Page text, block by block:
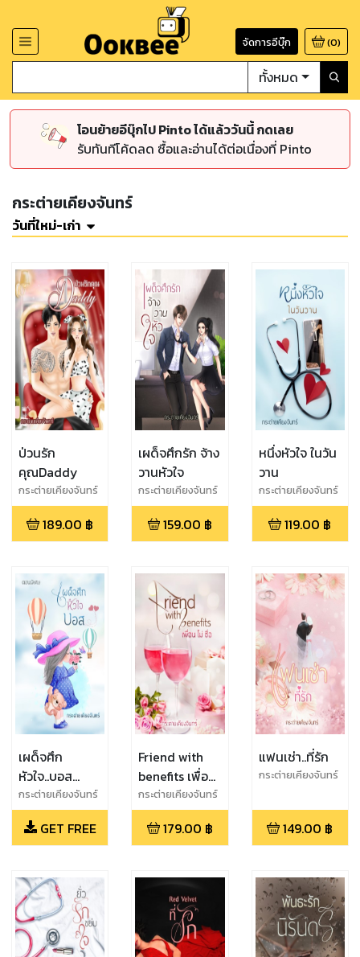
จัดการอีบุ๊ก (0)
ทั้งหมด
โอนย้ายอีบุ๊กไป Pinto ได้แล้ววันนี้ กดเลย
รับทันทีโค้ดลด ซื้อและอ่านได้ต่อเนื่องที่ Pinto
กระต่ายเคียงจันทร์
วันที่ใหม่-เก่า
ป่วนรัก
คุณDaddy
กระต่ายเคียงจันทร์
189.00 ฿
เผด็จศึกรัก จ้าง
วานหัวใจ
กระต่ายเคียงจันทร์
159.00 ฿
หนึ่งหัวใจ ในวัน
วาน
กระต่ายเคียงจันทร์
119.00 ฿
เผด็จศึก
หัวใจ..บอส
(ตอนพิเศษ)
กระต่ายเคียงจันทร์
GET FREE
Friend with
benefits เพื่อน
ไม่ ซื่อ
กระต่ายเคียงจันทร์
179.00 ฿
แฟนเช่า..ที่รัก
กระต่ายเคียงจันทร์
149.00 ฿